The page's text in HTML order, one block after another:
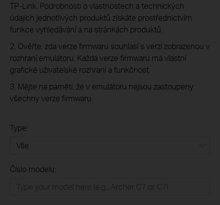
TP-Link. Podrobnosti o vlastnostech a technických
údajích jednotlivých produktů získáte prostřednictvím
funkce vyhledávání a na stránkách produktů.
2. Ověřte, zda verze firmwaru souhlasí s verzí zobrazenou v
rozhraní emulátoru. Každá verze firmwaru má vlastní
grafické uživatelské rozhraní a funkčnost.
3. Mějte na paměti, že v emulátoru nejsou zastoupeny
všechny verze firmwaru.
Type:
Číslo modelu: